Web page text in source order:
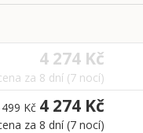
4 274 Kč
za 8 dní (7 nocí)
Kč 4 274 Kč
za 8 dní (7 nocí)